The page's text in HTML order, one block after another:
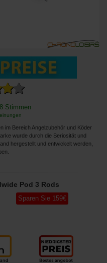
Stimmen
im Bereich Angelzubehör und Köder
wurde durch die Seriosität und
hergestellt und entwickelt werden,
Pod 3 Rods
Sparen Sie 159€